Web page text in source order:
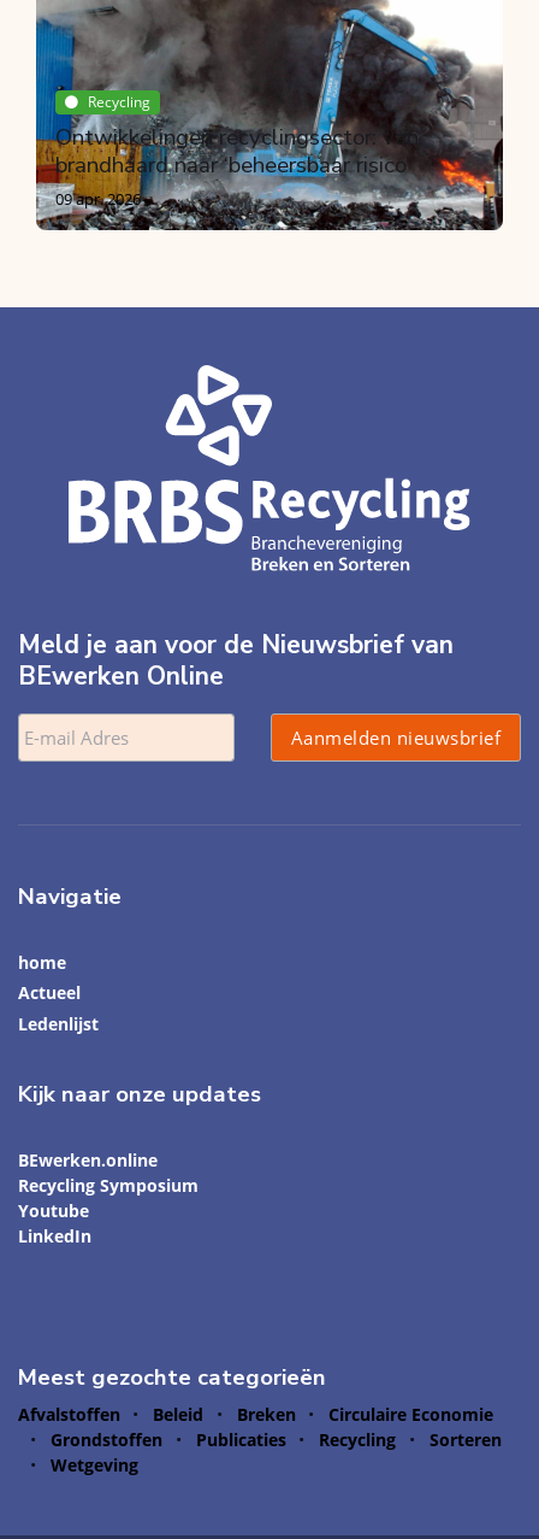
Bouwproductenverordening en CE
markering
Door Peter Broere
Recycling
Ontwikkelingen recyclingsector: van
brandhaard naar ‘beheersbaar risico’
09 apr. 2026
Meld je aan voor de Nieuwsbrief van
BEwerken Online
Navigatie
home
Actueel
Ledenlijst
Kijk naar onze updates
BEwerken.online
Recycling Symposium
Youtube
LinkedIn
Meest gezochte categorieën
Afvalstoffen Beleid Breken
Circulaire Economie
Grondstoffen
Publicaties Recycling
Sorteren
Wetgeving